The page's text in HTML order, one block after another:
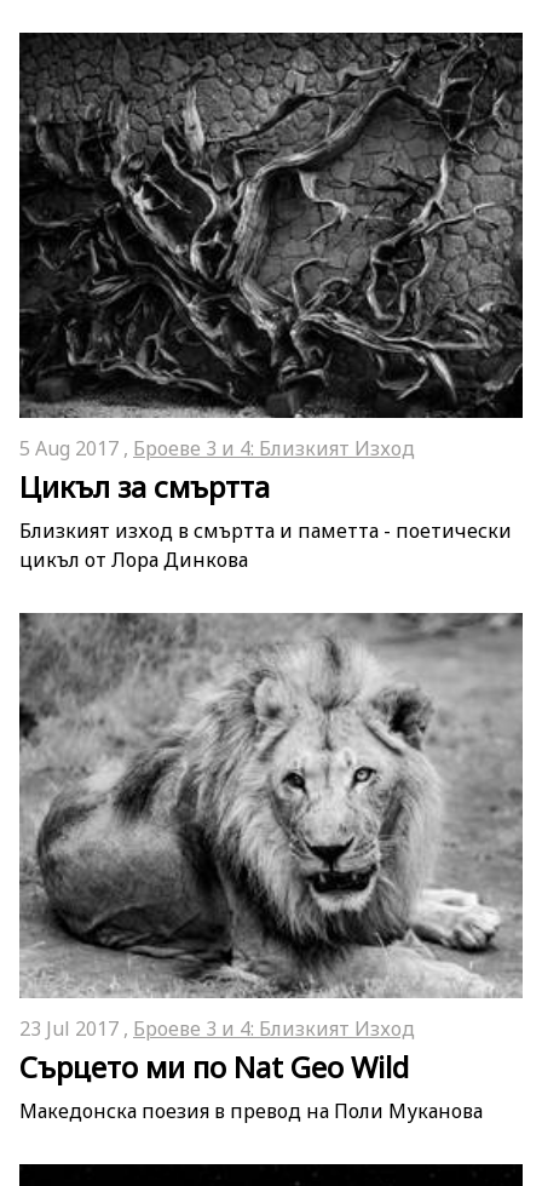
5 Aug 2017 , Броеве 3 и 4: Близкият Изход
Цикъл за смъртта
Близкият изход в смъртта и паметта - поетически
цикъл от Лора Динкова
23 Jul 2017 , Броеве 3 и 4: Близкият Изход
Сърцето ми по Nat Geo Wild
Македонска поезия в превод на Поли Муканова